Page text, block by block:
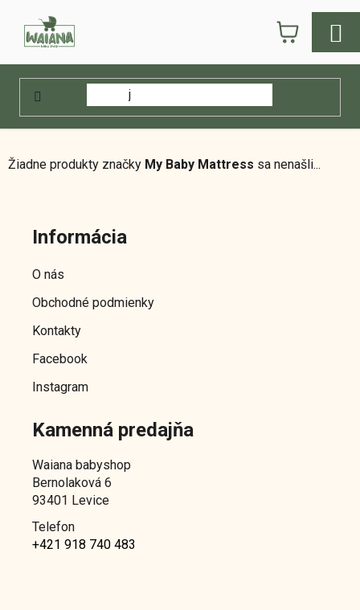
obsah
KOŠÍK
My Baby Mattress
Žiadne produkty značky My Baby Mattress sa nenašli...
Informácia
O nás
Obchodné podmienky
Kontakty
Facebook
Instagram
Kamenná predajňa
Waiana babyshop
Bernolaková 6
93401 Levice
Telefon
+421 918 740 483